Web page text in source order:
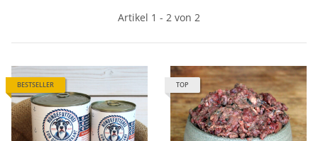
Artikel 1 - 2 von 2
BESTSELLER TOP